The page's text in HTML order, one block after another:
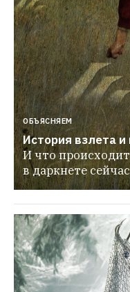
ОБЪЯСНЯЕМ
История взлета и
И что
в даркнете сейчас